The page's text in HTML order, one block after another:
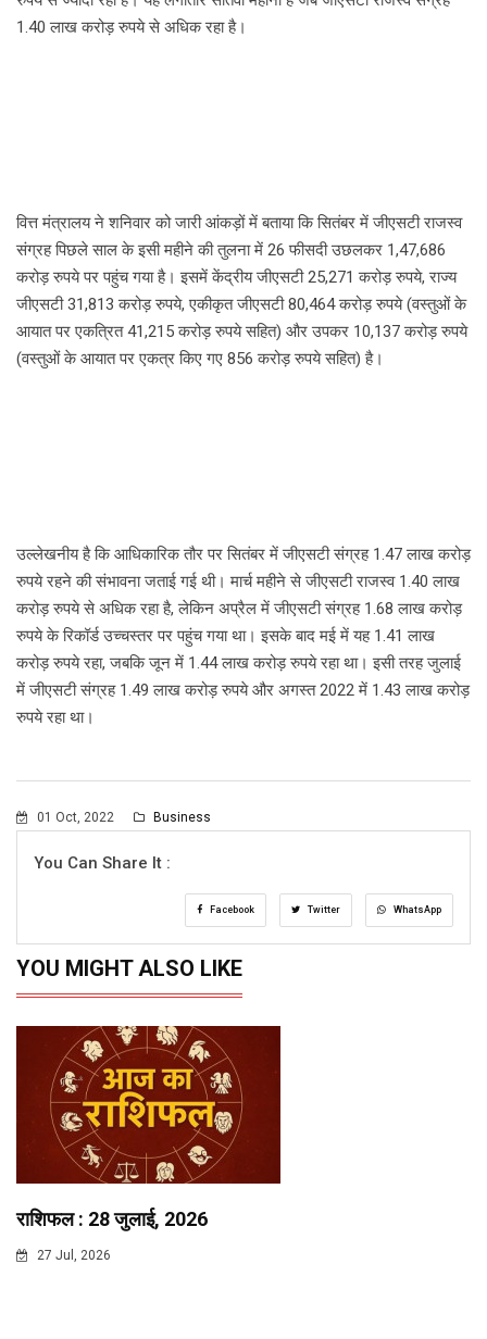
1.40 लाख करोड़ रुपये से अधिक रहा है।
वित्त मंत्रालय ने शनिवार को जारी आंकड़ों में बताया कि सितंबर में जीएसटी राजस्व
संग्रह पिछले साल के इसी महीने की तुलना में 26 फीसदी उछलकर 1,47,686
करोड़ रुपये पर पहुंच गया है। इसमें केंद्रीय जीएसटी 25,271 करोड़ रुपये, राज्य
जीएसटी 31,813 करोड़ रुपये, एकीकृत जीएसटी 80,464 करोड़ रुपये (वस्तुओं के
आयात पर एकत्रित 41,215 करोड़ रुपये सहित) और उपकर 10,137 करोड़ रुपये
(वस्तुओं के आयात पर एकत्र किए गए 856 करोड़ रुपये सहित) है।
उल्लेखनीय है कि आधिकारिक तौर पर सितंबर में जीएसटी संग्रह 1.47 लाख करोड़
रुपये रहने की संभावना जताई गई थी। मार्च महीने से जीएसटी राजस्व 1.40 लाख
करोड़ रुपये से अधिक रहा है, लेकिन अप्रैल में जीएसटी संग्रह 1.68 लाख करोड़
रुपये के रिकॉर्ड उच्चस्तर पर पहुंच गया था। इसके बाद मई में यह 1.41 लाख
करोड़ रुपये रहा, जबकि जून में 1.44 लाख करोड़ रुपये रहा था। इसी तरह जुलाई
में जीएसटी संग्रह 1.49 लाख करोड़ रुपये और अगस्त 2022 में 1.43 लाख करोड़
रुपये रहा था।
01 Oct, 2022 Business
You Can Share It :
Facebook Twitter WhatsApp
YOU MIGHT ALSO LIKE
राशिफल : 28 जुलाई, 2026
27 Jul, 2026